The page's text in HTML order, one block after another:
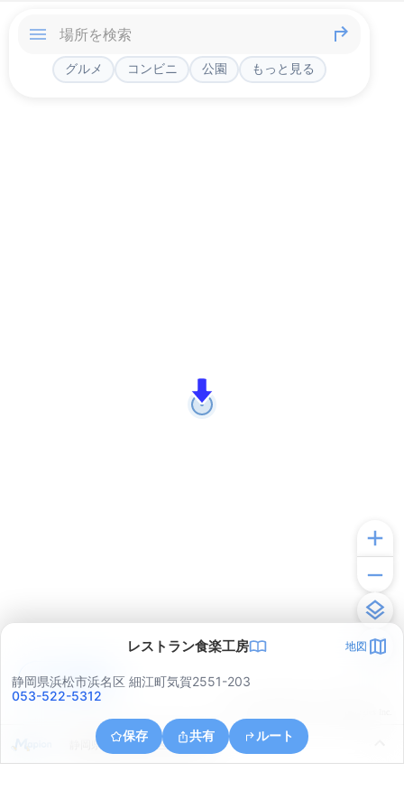
グルメ コンビニ 公園 もっと見る
レストラン食楽工房 地図
静岡県浜松市浜名区 細江町気賀2551-203
053-522-5312
保存 共有 ルート
静岡県浜松市中央区三方原町
アプリで見る